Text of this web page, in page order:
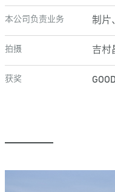
本公司负责业务 制片
拍摄 吉村
获奖